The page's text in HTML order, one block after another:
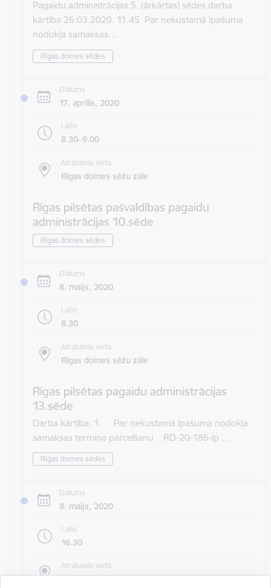
Pagaidu administrācijas 5. (ārkārtas) sēdes darba
kārtība 26.03.2020. 11.45 Par nekustamā īpašuma
nodokļa samaksas…
Rīgas domes sēdes
Datums
17. aprīlis, 2020
Laiks
8.30–9.00
Atrašanās vieta
Rīgas domes sēžu zāle
Rīgas pilsētas pašvaldības pagaidu
administrācijas 10.sēde
Rīgas domes sēdes
Datums
8. maijs, 2020
Laiks
8.30
Atrašanās vieta
Rīgas domes sēžu zāle
Rīgas pilsētas pagaidu administrācijas
13.sēde
Darba kārtība: 1. Par nekustamā īpašuma nodokļa
samaksas termiņa pārcelšanu RD-20-186-lp …
Rīgas domes sēdes
Datums
8. maijs, 2020
Laiks
16.30
Atrašanās vieta
Rīgas domes sēžu zāle